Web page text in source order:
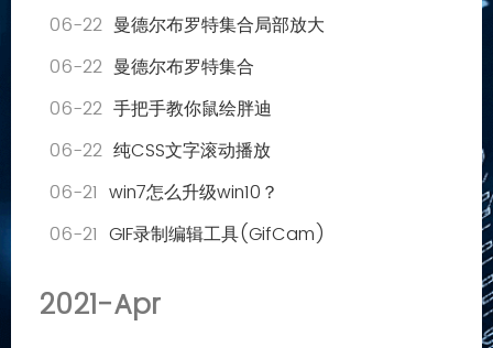
06-22 曼德尔布罗特集合局部放大
06-22 曼德尔布罗特集合
06-22 手把手教你鼠绘胖迪
06-22 纯CSS文字滚动播放
06-21 win7怎么升级win10？
06-21 GIF录制编辑工具(GifCam)
2021-Apr